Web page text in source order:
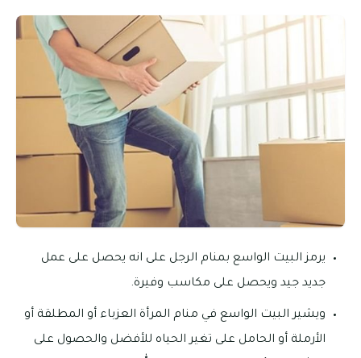
يرمز البيت الواسع بمنام الرجل على انه يحصل على عمل
جديد جيد ويحصل على مكاسب وفيرة.
ويشير البيت الواسع في منام المرأة العزباء أو المطلقة أو
الأرملة أو الحامل على تغير الحياه للأفضل والحصول على